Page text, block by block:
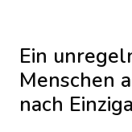
Ein
Menschen
nach